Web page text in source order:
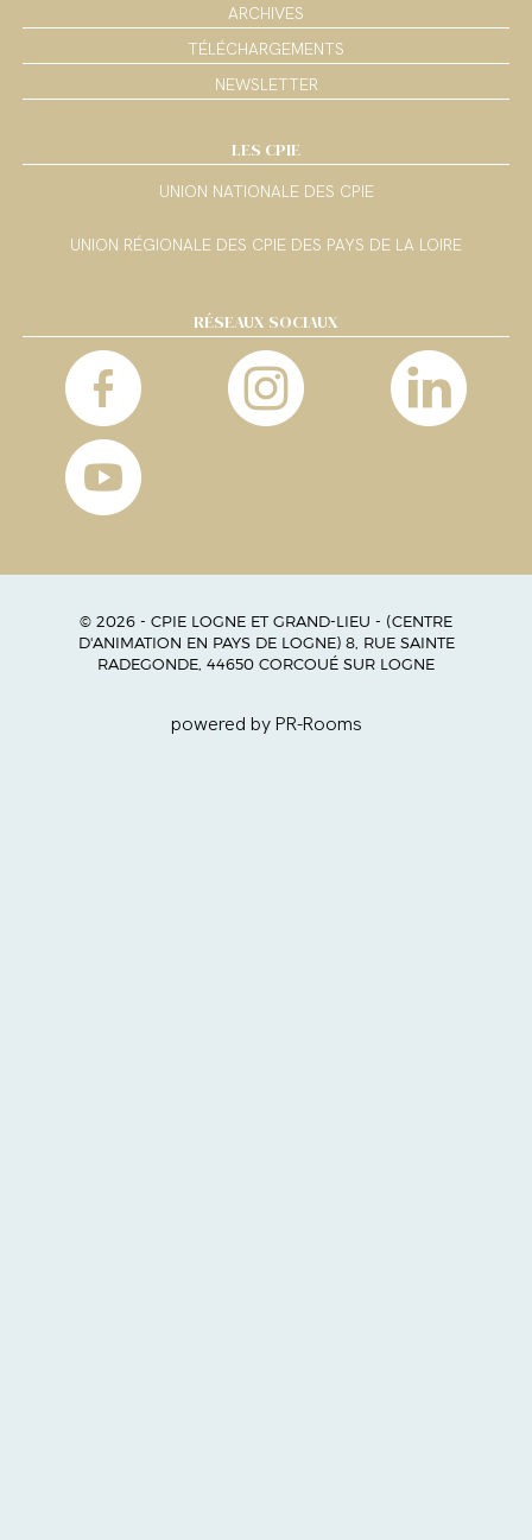
ARCHIVES
TÉLÉCHARGEMENTS
NEWSLETTER
LES CPIE
UNION NATIONALE DES CPIE
UNION RÉGIONALE DES CPIE DES PAYS DE LA LOIRE
RÉSEAUX SOCIAUX
© 2026 - CPIE LOGNE ET GRAND-LIEU - (CENTRE
D'ANIMATION EN PAYS DE LOGNE) 8, RUE SAINTE
RADEGONDE, 44650 CORCOUÉ SUR LOGNE
powered by PR-Rooms